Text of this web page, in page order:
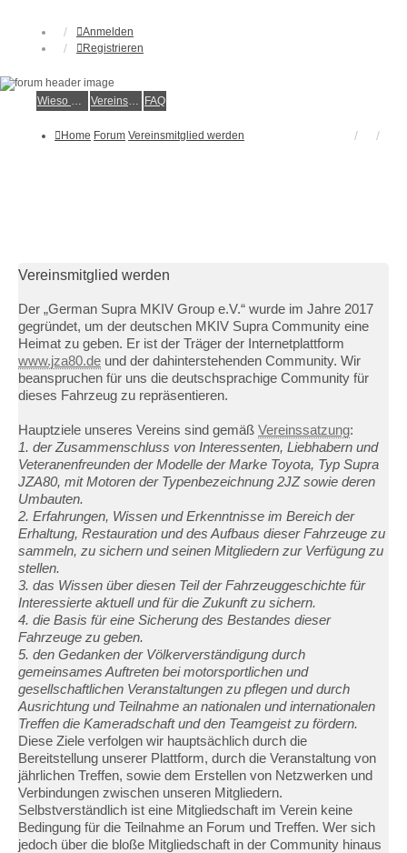
Anmelden
Registrieren
Wieso der e.V.? Vereinsmitglied werden FAQ
Home Forum Vereinsmitglied werden
Vereinsmitglied werden
Der „German Supra MKIV Group e.V.“ wurde im Jahre 2017
gegründet, um der deutschen MKIV Supra Community eine
Heimat zu geben. Er ist der Träger der Internetplattform
www.jza80.de und der dahinterstehenden Community. Wir
beanspruchen für uns die deutschsprachige Community für
dieses Fahrzeug zu repräsentieren.
Hauptziele unseres Vereins sind gemäß Vereinssatzung:
1. der Zusammenschluss von Interessenten, Liebhabern und
Veteranenfreunden der Modelle der Marke Toyota, Typ Supra
JZA80, mit Motoren der Typenbezeichnung 2JZ sowie deren
Umbauten.
2. Erfahrungen, Wissen und Erkenntnisse im Bereich der
Erhaltung, Restauration und des Aufbaus dieser Fahrzeuge zu
sammeln, zu sichern und seinen Mitgliedern zur Verfügung zu
stellen.
3. das Wissen über diesen Teil der Fahrzeuggeschichte für
Interessierte aktuell und für die Zukunft zu sichern.
4. die Basis für eine Sicherung des Bestandes dieser
Fahrzeuge zu geben.
5. den Gedanken der Völkerverständigung durch
gemeinsames Auftreten bei motorsportlichen und
gesellschaftlichen Veranstaltungen zu pflegen und durch
Ausrichtung und Teilnahme an nationalen und internationalen
Treffen die Kameradschaft und den Teamgeist zu fördern.
Diese Ziele verfolgen wir hauptsächlich durch die
Bereitstellung unserer Plattform, durch die Veranstaltung von
jährlichen Treffen, sowie dem Erstellen von Netzwerken und
Verbindungen zwischen unseren Mitgliedern.
Selbstverständlich ist eine Mitgliedschaft im Verein keine
Bedingung für die Teilnahme an Forum und Treffen. Wer sich
jedoch über die bloße Mitgliedschaft in der Community hinaus